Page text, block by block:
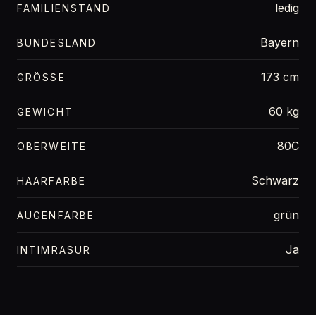
FAMILIENSTAND ledig
BUNDESLAND Bayern
GRÖSSE 173 cm
GEWICHT 60 kg
OBERWEITE 80C
HAARFARBE Schwarz
AUGENFARBE grün
INTIMRASUR Ja